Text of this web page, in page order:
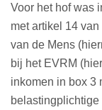
Voor het hof was
met artikel 14
van de Mens
bij het EVRM
inkomen in box 3